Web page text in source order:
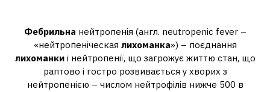
Фебрильна нейтропенія (англ. neutropenic fever –
«нейтропеніческая лихоманка») – поєднання
лихоманкиі нейтропенії, що загрожує життю стан, що
раптово і гостро розвивається у хворих з
нейтропенією – числом нейтрофілів нижче 500 в